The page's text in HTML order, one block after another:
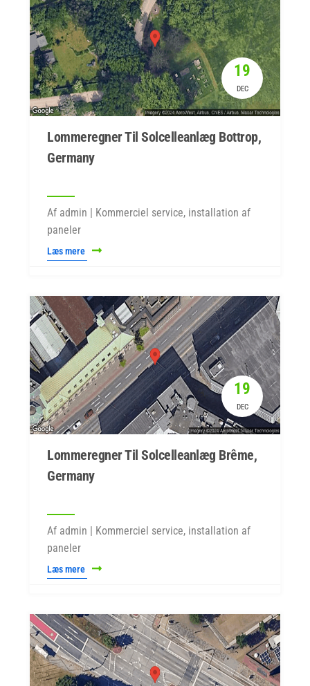
19
DEC
Lommeregner Til Solcelleanlæg Bottrop,
Germany
Af admin | Kommerciel service, installation af
paneler
Læs mere
19
DEC
Lommeregner Til Solcelleanlæg Brême,
Germany
Af admin | Kommerciel service, installation af
paneler
Læs mere